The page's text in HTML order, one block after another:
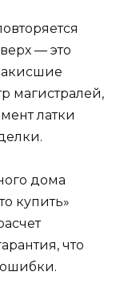
— это
магистралей,
латки
дома
купить»
что
ошибки.